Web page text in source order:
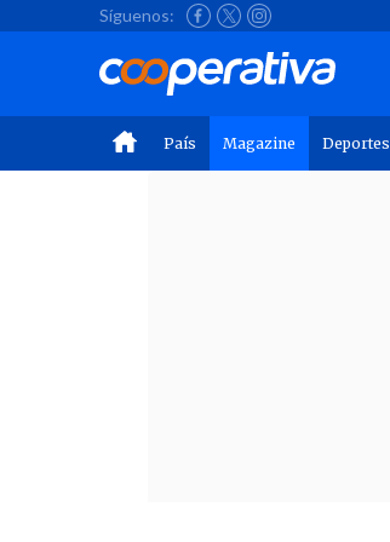
Síguenos:
País Magazine Deportes